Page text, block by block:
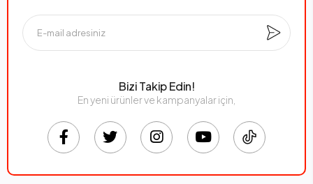
Bizi Takip Edin!
En yeni ürünler ve kampanyalar için,